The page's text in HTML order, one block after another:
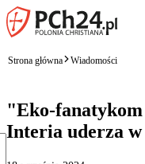
Strona główna Wiadomości
"Eko-
Interia uderza